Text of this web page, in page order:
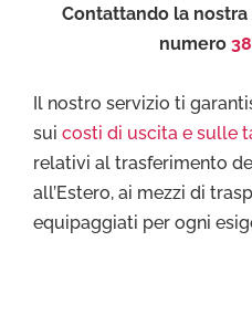
Contattando la
numero
Il nostro servizio ti
sui costi di uscita e sulle
relativi al trasferimento
all’Estero, ai mezzi di
equipaggiati per ogni